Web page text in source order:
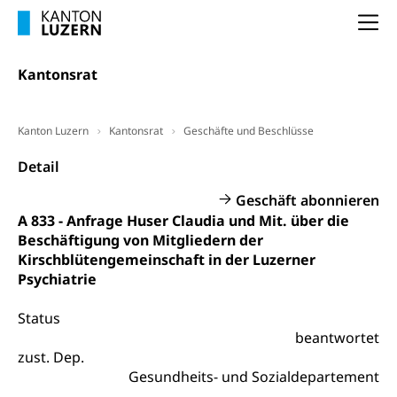
Kantonsrat
Kanton Luzern Kantonsrat Geschäfte und Beschlüsse
Detail
Geschäft abonnieren
A 833 - Anfrage Huser Claudia und Mit. über die
Beschäftigung von Mitgliedern der
Kirschblütengemeinschaft in der Luzerner
Psychiatrie
Status
beantwortet
zust. Dep.
Gesundheits- und Sozialdepartement
Vorsorge, Altersvorsorge
LUPK - Luzerner Pensionskasse
Wissenschaftsförderung
Forschungsförderung, Wissenschaftsmarketing,
Pilotprojekte Klima
Innovative Projekte Landwirtschaft und
Wald
Erwachsenenbildung und Weiterbildung
Umschulung, zweiter Bildungsweg,
Nachdiplomstudium, Zusatzlehre, Höhere
Berufsbildung, Berufsmatura nach Lehre,
Berufsberatung, Standortbestimmung,
Studienberatung, Beratung und Unterstützung,
Berufsabschluss für Erwachsene